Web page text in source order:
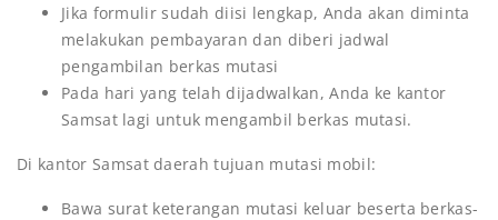
Jika formulir sudah diisi lengkap, Anda akan diminta
melakukan pembayaran dan diberi jadwal
pengambilan berkas mutasi
Pada hari yang telah dijadwalkan, Anda ke kantor
Samsat lagi untuk mengambil berkas mutasi.
Di kantor Samsat daerah tujuan mutasi mobil:
Bawa surat keterangan mutasi keluar beserta berkas-